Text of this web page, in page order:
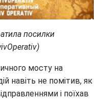
посилки
мосту на
навіть не помітив, як
і поїхав